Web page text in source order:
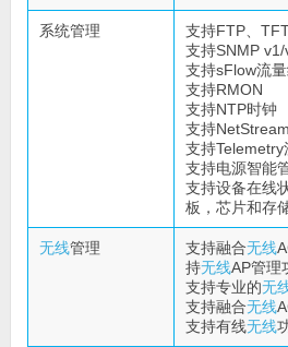
系统管理
支持FTP、
支持SNMP v1/
支持sFlow流
支持RMON
支持NTP时钟
支持
支持
支持电源智能
支持设备在线
板，芯片和存
无线管理 支持融合无线
持无线AP管理
支持专业的无
支持融合无线
支持有线无线